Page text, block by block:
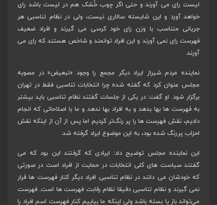
لیست رای می آورند و حتی اگر چوب خُشک هم در لیست باشد رای
خواهد آورد و این شایسته سالاری نیست، ولی در نظام تناسبی هر
جریانی متناسب با وزن رای خود کرسی می گیرند و افراد ضعیف
فهرست رای نمی آورند و این افراد توانمند و شاخص هستند که رای می
آورند.
نماینده مردم شیراز ایراد دیگر مجمع را وجود «تبعیض» در مصوبه
مجلس عنوان کرد که گفته شده چرا انتخابات تناسبی فقط در تهران
برگزار شود. او گفت: در یکی از جلسات گفتند نظام تناسبی باید بیشتر
به فهرست ها بها بدهد و به افراد بها ندهد و ما با اصلاحاتی که انجام
دادیم، نقش فهرست ها را پر رنگ‌تر کردیم اما پس از آن از اینکه نقش
احزاب پررنگ شده بود، به این موضوع ایراد گرفته شد.
این نماینده مجلس توضیح داد: ایرادی که گرفتند این بود که می
گفتند سیاست های کلی انتخابات در حمایت از افراد است در صورتی
که خودشان می دانند در نظام تناسبی افراد دیگر کنار فهرست ها قرار
نمی گیرند و نظام تناسبی دقیقا نظام رقابت فهرست ها است. فهرست
می‌تواند باز یا بسته باشد ولی اینکه ما بیاییم کنار فهرست اسم افراد را